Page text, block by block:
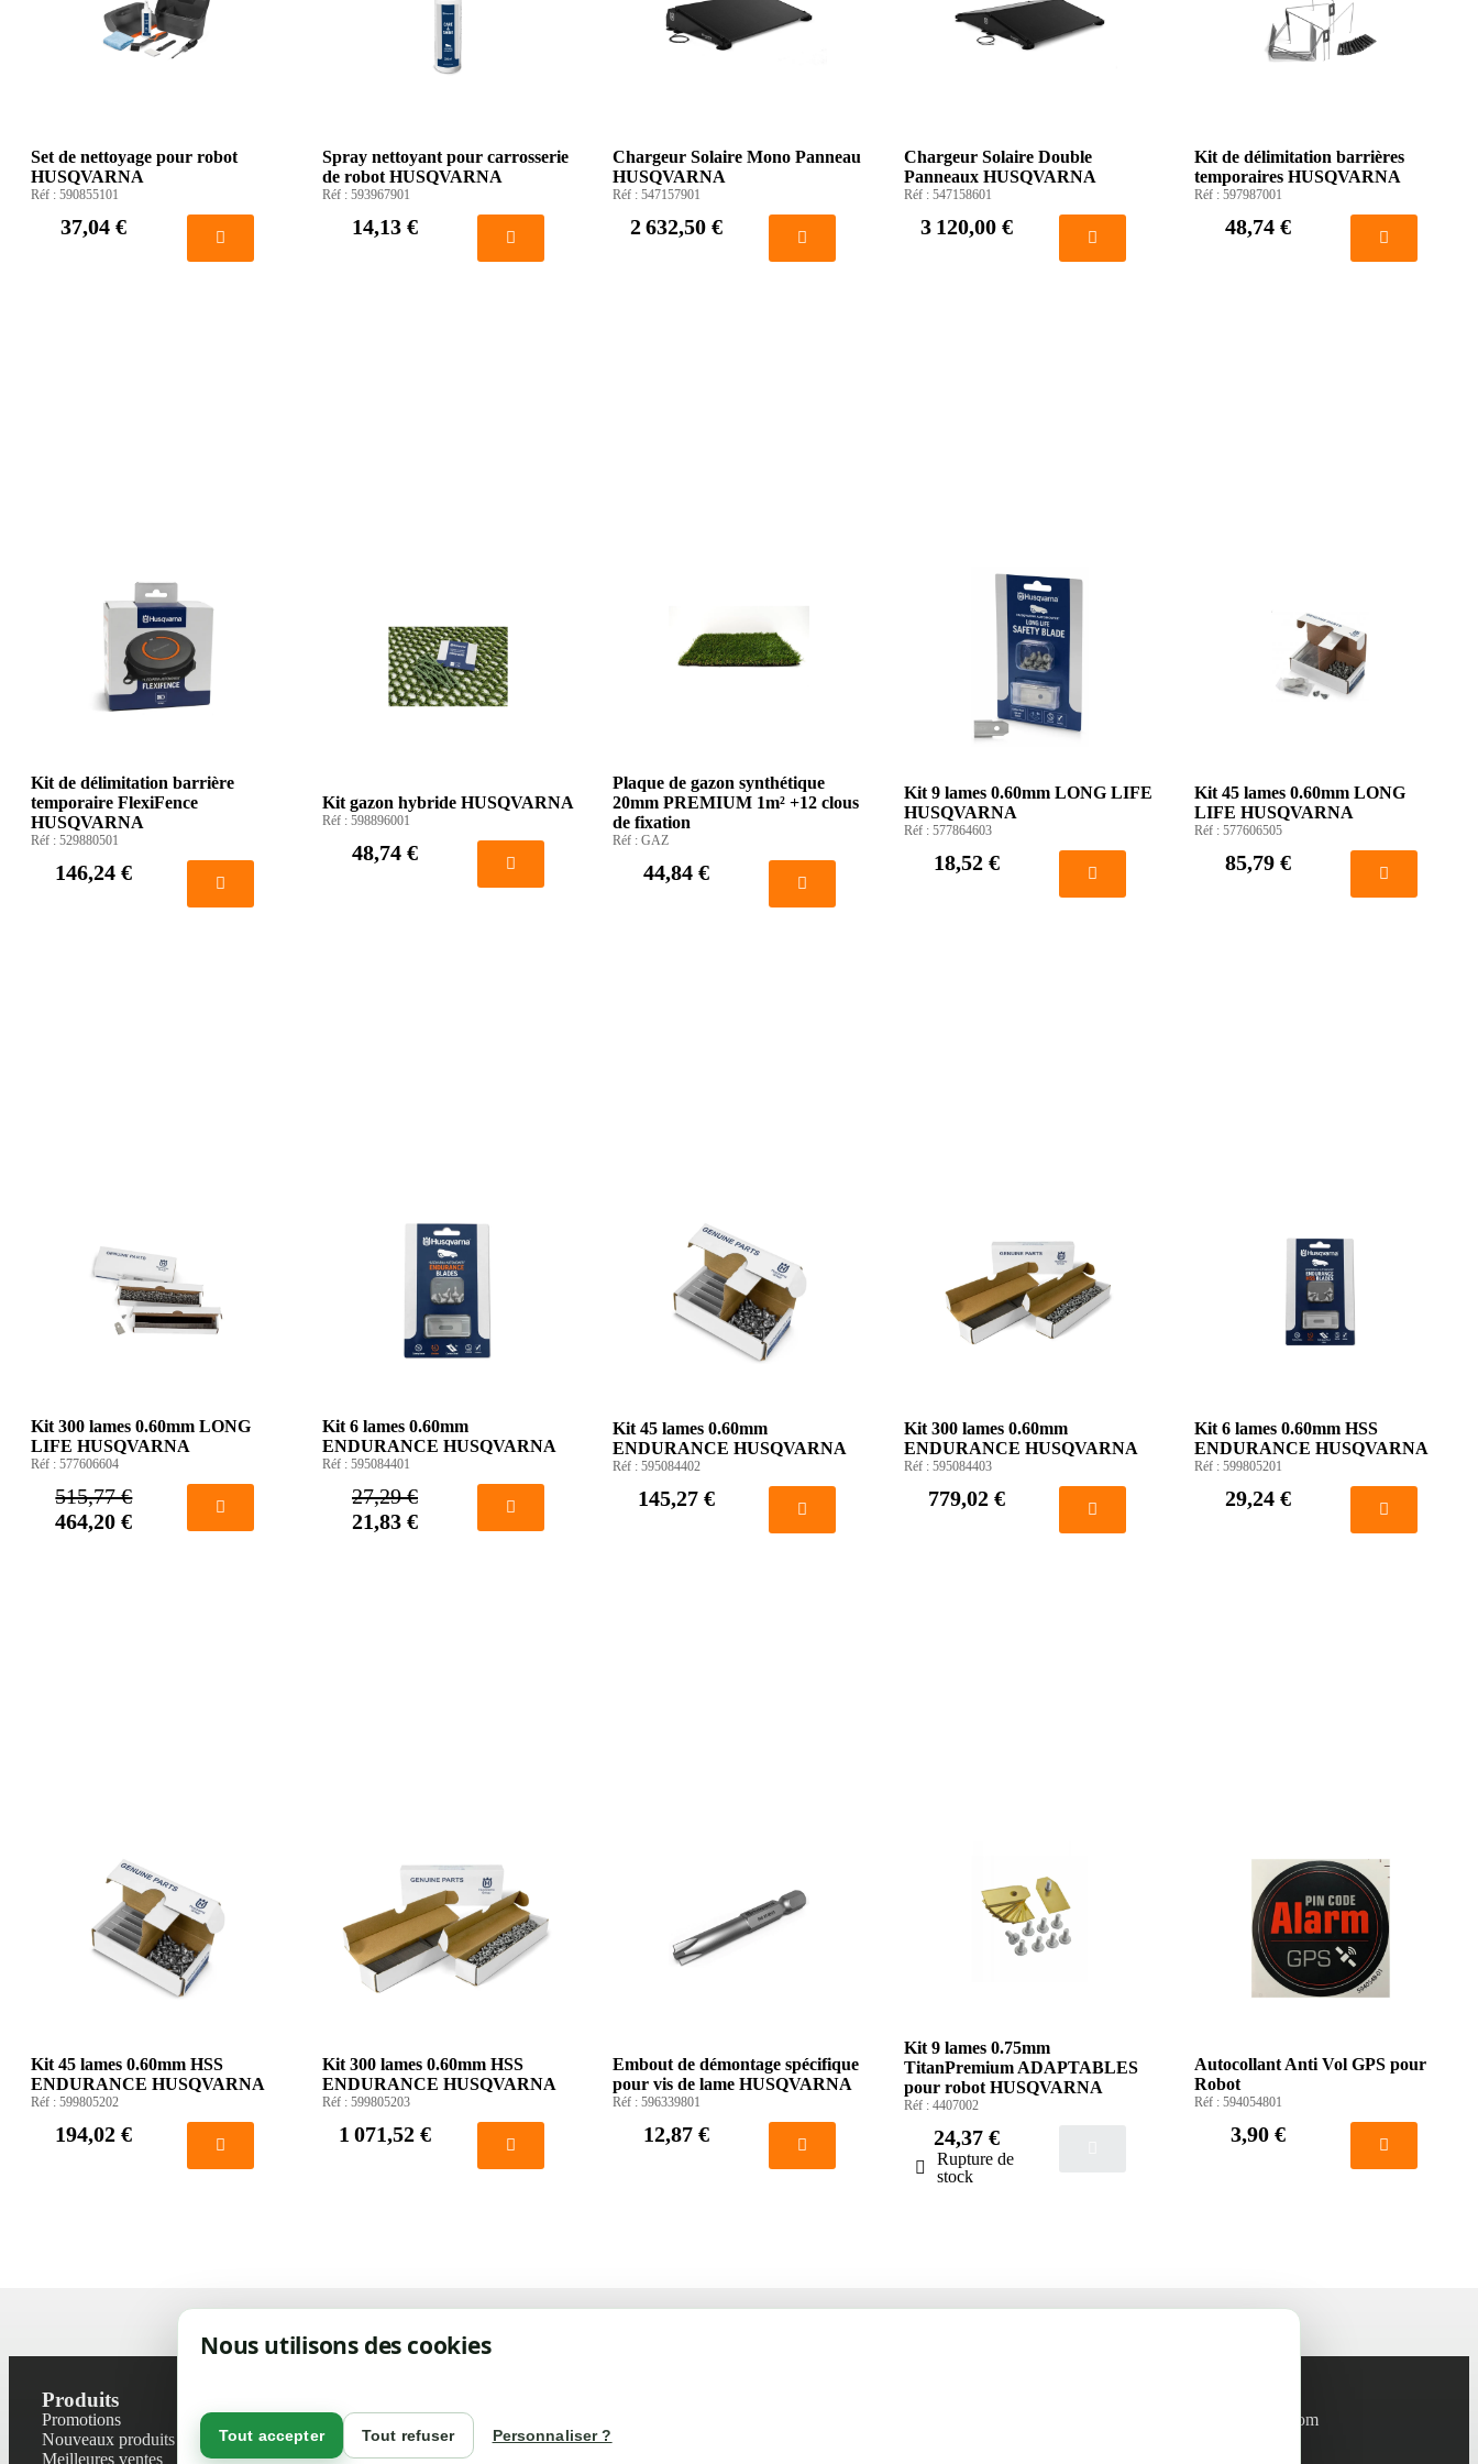
Nous utilisons des cookies
Tout accepter Tout refuser Personnaliser ?
Set de nettoyage pour robot
HUSQVARNA
Réf : 590855101
37,04 €
Spray nettoyant pour carrosserie
de robot HUSQVARNA
Réf : 593967901
14,13 €
Chargeur Solaire Mono Panneau
HUSQVARNA
Réf :547157901
2 632,50 €
Chargeur Solaire Double
Panneaux HUSQVARNA
Réf : 547158601
3 120,00 €
Kit de délimitation barrières
temporaires HUSQVARNA
Réf :597987001
48,74 €
Kit de délimitation barrière
temporaire FlexiFence
HUSQVARNA
Réf : 529880501
146,24 €
Kit gazon hybride HUSQVARNA
Réf : 598896001
48,74 €
Plaque de gazon synthétique
20mm PREMIUM 1m² +12 clous
de fixation
Réf :GAZ
44,84 €
Kit 9 lames 0.60mm LONG LIFE
HUSQVARNA
Réf : 577864603
18,52 €
Kit 45 lames 0.60mm LONG
LIFE HUSQVARNA
Réf :577606505
85,79 €
Kit 300 lames 0.60mm LONG
LIFE HUSQVARNA
Réf : 577606604
515,77 €
464,20 €
Kit 6 lames 0.60mm
ENDURANCE HUSQVARNA
Réf : 595084401
27,29 €
21,83 €
Kit 45 lames 0.60mm
ENDURANCE HUSQVARNA
Réf :595084402
145,27 €
Kit 300 lames 0.60mm
ENDURANCE HUSQVARNA
Réf : 595084403
779,02 €
Kit 6 lames 0.60mm HSS
ENDURANCE HUSQVARNA
Réf :599805201
29,24 €
Kit 45 lames 0.60mm HSS
ENDURANCE HUSQVARNA
Réf : 599805202
194,02 €
Kit 300 lames 0.60mm HSS
ENDURANCE HUSQVARNA
Réf : 599805203
1 071,52 €
Embout de démontage spécifique
pour vis de lame HUSQVARNA
Réf :596339801
12,87 €
Kit 9 lames 0.75mm
TitanPremium ADAPTABLES
pour robot HUSQVARNA
Réf : 4407002
24,37 €
Rupture de
stock
Autocollant Anti Vol GPS pour
Robot
Réf :594054801
3,90 €
Produits
Promotions
Nouveaux produits
Meilleures ventes
Contactez-nous
Plan du site
Magasin
info@green-tech-shop.com